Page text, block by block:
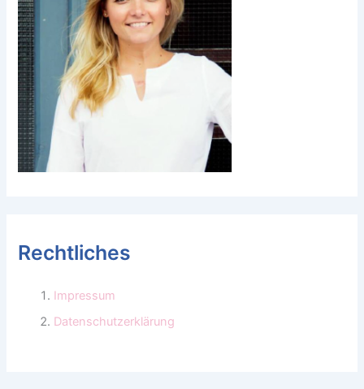
Rechtliches
Impressum
Datenschutzerklärung